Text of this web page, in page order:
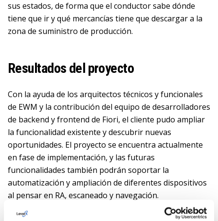
sus estados, de forma que el conductor sabe dónde
tiene que ir y qué mercancías tiene que descargar a la
zona de suministro de producción.
Resultados del proyecto
Con la ayuda de los arquitectos técnicos y funcionales
de EWM y la contribución del equipo de desarrolladores
de backend y frontend de Fiori, el cliente pudo ampliar
la funcionalidad existente y descubrir nuevas
oportunidades. El proyecto se encuentra actualmente
en fase de implementación, y las futuras
funcionalidades también podrán soportar la
automatización y ampliación de diferentes dispositivos
al pensar en RA, escaneado y navegación.
LeverX se encamina ahora hacia las actividades que se